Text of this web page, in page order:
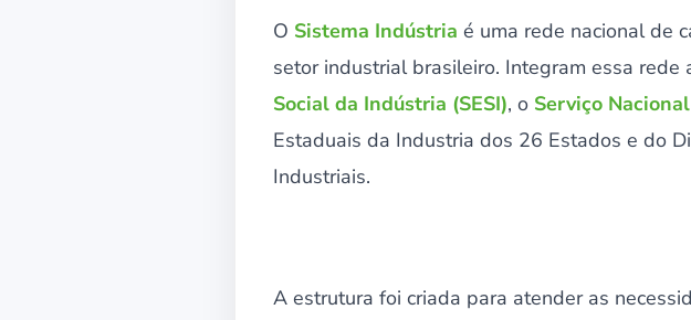
O Sistema Indústria é uma rede nacional de
setor industrial brasileiro. Integram essa rede
Social da Indústria (SESI), o Serviço
Estaduais da Industria dos 26 Estados e do
Industriais.
A estrutura foi criada para atender as